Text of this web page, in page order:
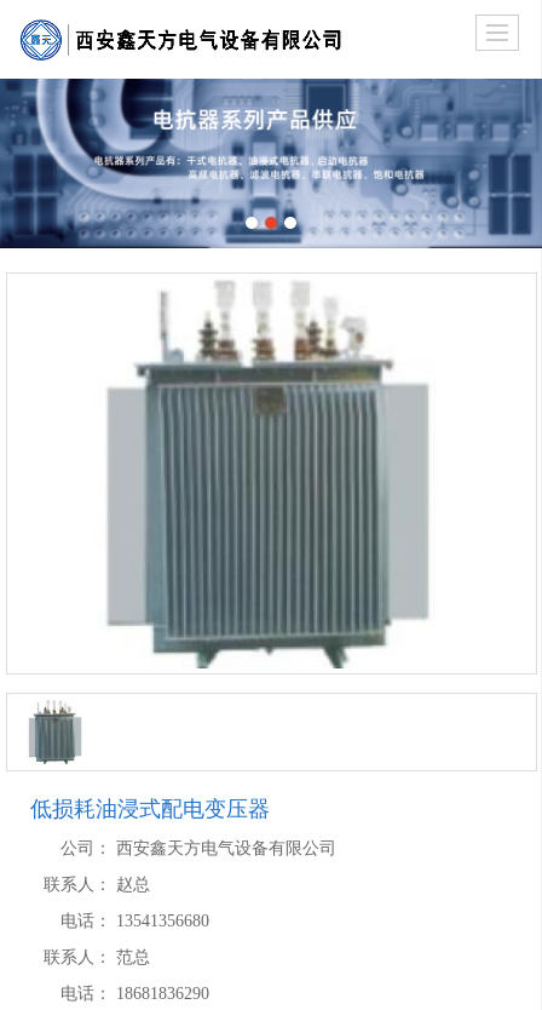
低损耗油浸式配电变压器
公司：
西安鑫天方电气设备有限公司
联系人：
赵总
电话：
13541356680
联系人：
范总
电话：
18681836290